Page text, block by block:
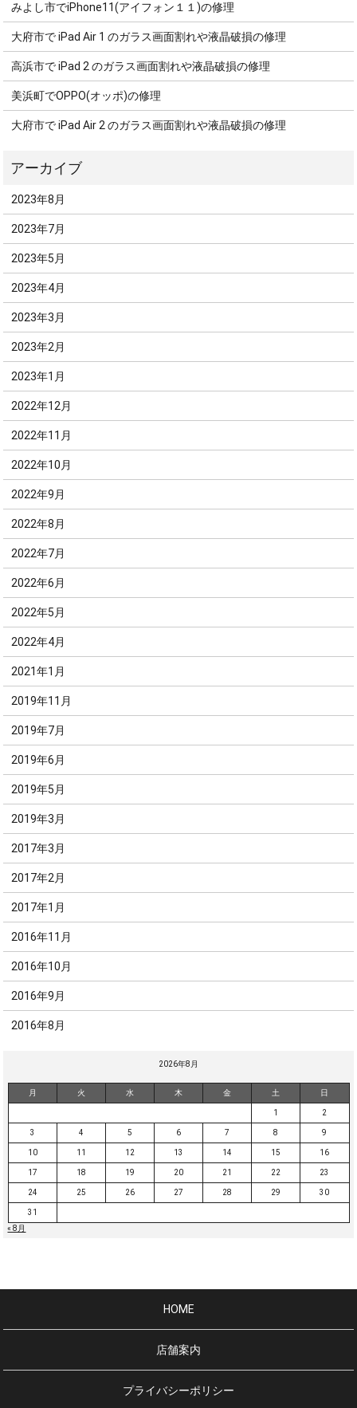
みよし市でiPhone11(アイフォン１１)の修理
大府市で iPad Air 1 のガラス画面割れや液晶破損の修理
高浜市で iPad 2 のガラス画面割れや液晶破損の修理
美浜町でOPPO(オッポ)の修理
大府市で iPad Air 2 のガラス画面割れや液晶破損の修理
2023年8月
2023年7月
2023年5月
2023年4月
2023年3月
2023年2月
2023年1月
2022年12月
2022年11月
2022年10月
2022年9月
2022年8月
2022年7月
2022年6月
2022年5月
2022年4月
2021年1月
2019年11月
2019年7月
2019年6月
2019年5月
2019年3月
2017年3月
2017年2月
2017年1月
2016年11月
2016年10月
2016年9月
2016年8月
2026年8月
月 火 水 木 金 土 日
1 2
3 4 5 6 7 8 9
10 11 12 13 14 15 16
17 18 19 20 21 22 23
24 25 26 27 28 29 30
31
« 8月
HOME
店舗案内
プライバシーポリシー